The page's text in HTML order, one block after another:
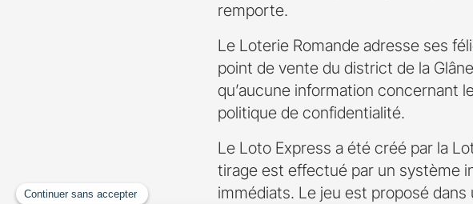
remporte.
Le Loterie Romande adresse ses
point de vente du district de la
qu’aucune information concernant
politique de confidentialité.
Le Loto Express a été créé par la
tirage est effectué par un système
immédiats. Le jeu est proposé